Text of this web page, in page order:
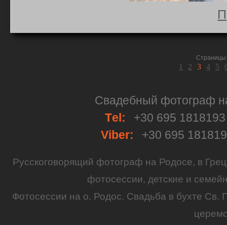
Страницы
1 2 3 4 5
Свадебный фотограф
Тel:
+30 695
Viber:
+30 695
Русскоговорящий фотограф на Родосе, в
фотосессии, детские и
Фотосессии на о. Родос. Свадьба в бухте Св.